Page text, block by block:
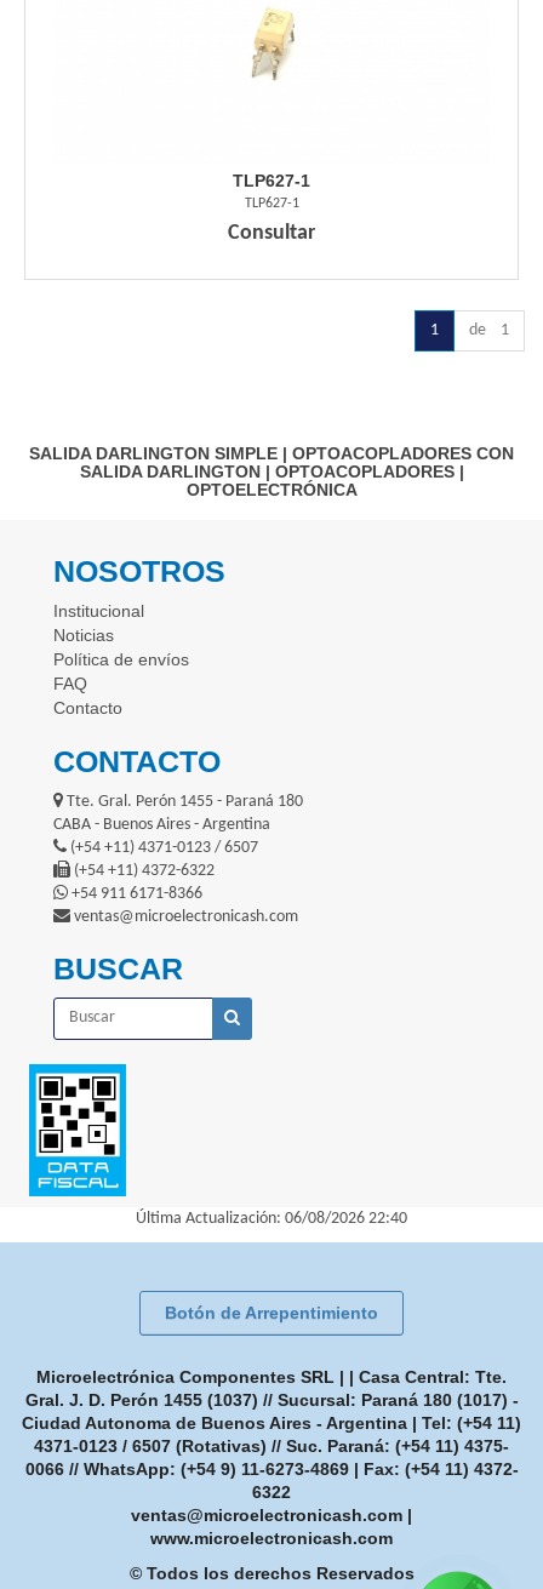
TLP627-1
TLP627-1
Consultar
1 de 1
SALIDA DARLINGTON SIMPLE | OPTOACOPLADORES CON
SALIDA DARLINGTON| OPTOACOPLADORES|
OPTOELECTRÓNICA
NOSOTROS
Institucional
Noticias
Política de envíos
FAQ
Contacto
CONTACTO
Tte. Gral. Perón 1455 - Paraná 180
CABA - Buenos Aires - Argentina
(+54 +11) 4371-0123 / 6507
(+54 +11) 4372-6322
+54 911 6171-8366
ventas@microelectronicash.com
BUSCAR
Última Actualización: 06/08/2026 22:40
Botón de Arrepentimiento
Microelectrónica Componentes SRL | | Casa Central: Tte.
Gral. J. D. Perón 1455 (1037) // Sucursal: Paraná 180 (1017) -
Ciudad Autonoma de Buenos Aires - Argentina | Tel: (+54 11)
4371-0123 / 6507 (Rotativas) // Suc. Paraná: (+54 11) 4375-
0066 // WhatsApp: (+54 9) 11-6273-4869| Fax: (+54 11) 4372-
6322
ventas@microelectronicash.com |
www.microelectronicash.com
© Todos los derechos Reservados